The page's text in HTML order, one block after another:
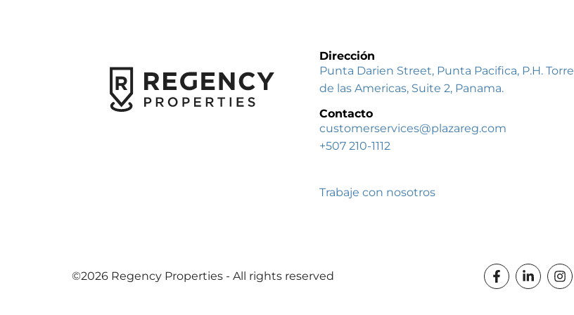
Dirección
Punta Darien Street, Punta Pacifica, P.H. Torre
de las Americas, Suite 2, Panama.
Contacto
customerservices@plazareg.com
+507 210-1112
Trabaje con nosotros
©2026 Regency Properties - All rights reserved